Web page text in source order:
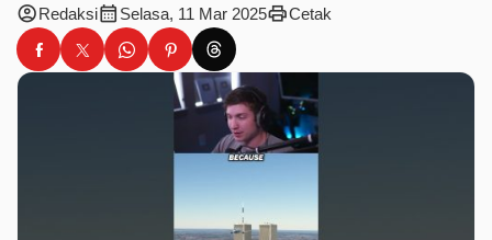
account_circleRedaksicalendar_month Selasa, 11 Mar 2025printCetak